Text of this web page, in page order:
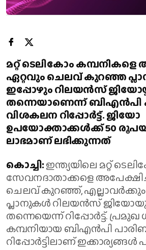
മറ്റ് ടെലികോം കമ്പനികളെ
ഏറ്റവും ചെലവ് കുറഞ്ഞ
ഇപ്പോഴും റിലയന്‍സ്
തന്നെയാണെന്ന് ബിഎന്‍പി
വിശകലന റിപ്പോര്‍ട്ട്. ജിയോ
ഉപയോക്താക്കള്‍ക്ക് 50
ലാഭമാണ് ലഭിക്കുന്നത്
കൊച്ചി:ഇന്ത്യയിലെ മറ്റ്
സേവനദാതാക്കളെ
ചെലവ് കുറഞ്ഞ്,
പ്ലാനുകള്‍ റിലയന്‍സ്
തന്നെയെന്ന് റിപ്പോര്‍ട്ട്.
കമ്പനിയായ ബിഎന്‍പി
റിപ്പോര്‍ട്ടിലാണ്